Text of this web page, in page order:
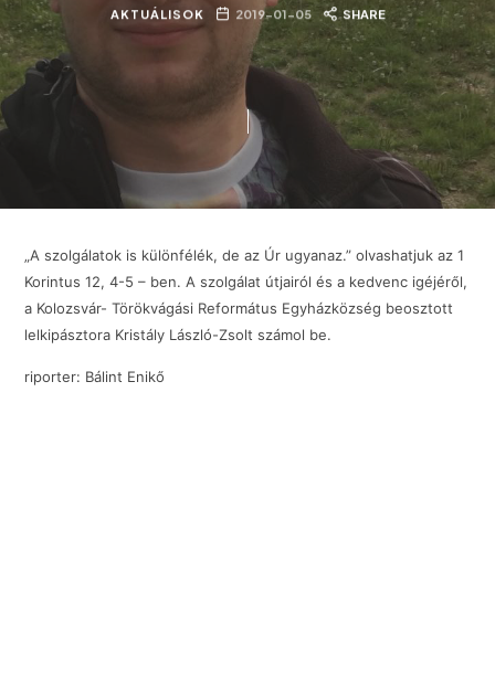
AKTUÁLISOK 2019-01-05 SHARE
„A szolgálatok is különfélék, de az Úr ugyanaz.” olvashatjuk az 1
Korintus 12, 4-5 – ben. A szolgálat útjairól és a kedvenc igéjéről,
a Kolozsvár- Törökvágási Református Egyházközség beosztott
lelkipásztora Kristály László-Zsolt számol be.
riporter: Bálint Enikő